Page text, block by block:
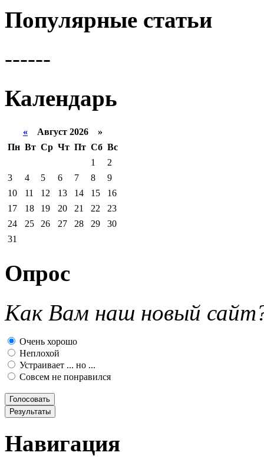
Популярные статьи
------
Календарь
« Август 2026 »
Пн Вт Ср Чт Пт Сб Вс
1
2
3
4 5 6 7 8
9
10
11 12 13 14 15
16
17
18 19 20 21 22
23
24
25 26 27 28 29
30
31
Опрос
Как Вам наш новый
Очень хорошо
Неплохой
Устраивает ... но ...
Совсем не понравился
Голосовать
Результаты
Навигация